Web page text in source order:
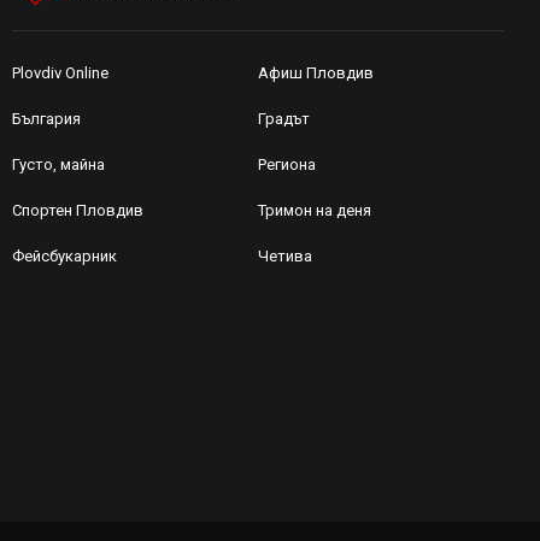
Plovdiv Online Афиш Пловдив
България Градът
Густо, майна Региона
Спортен Пловдив Тримон на деня
Фейсбукарник Четива